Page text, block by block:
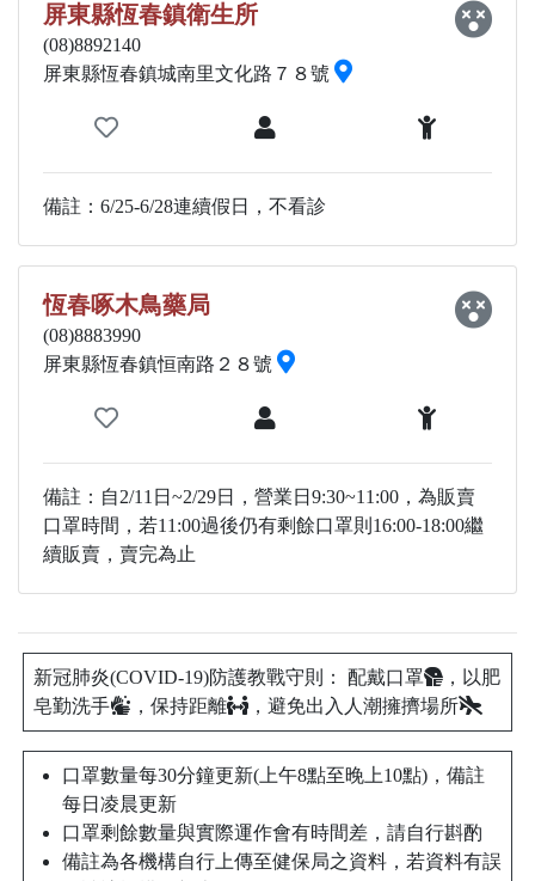
屏東縣恆春鎮衛生所
(08)8892140
屏東縣恆春鎮城南里文化路７８號
備註：6/25-6/28連續假日，不看診
恆春啄木鳥藥局
(08)8883990
屏東縣恆春鎮恒南路２８號
備註：自2/11日~2/29日，營業日9:30~11:00，為販賣
口罩時間，若11:00過後仍有剩餘口罩則16:00-18:00繼
續販賣，賣完為止
新冠肺炎(COVID-19)防護教戰守則： 配戴口罩
，以肥
皂勤洗手
，保持距離 ，避免出入人潮擁擠場所
口罩數量每30分鐘更新(上午8點至晚上10點)，備註
每日凌晨更新
口罩剩餘數量與實際運作會有時間差，請自行斟酌
備註為各機構自行上傳至健保局之資料，若資料有誤